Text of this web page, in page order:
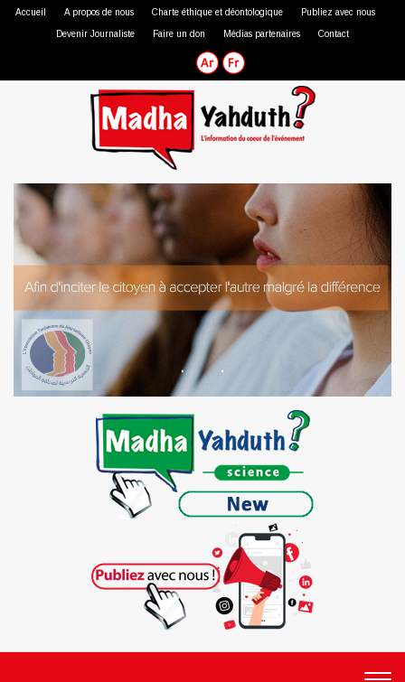
Accueil A propos de nous Charte éthique et déontologique Publiez avec nous
Devenir Journaliste Faire un don Médias partenaires Contact